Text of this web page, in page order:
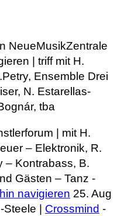
NeueMusikZentrale
| triff mit H.
Ensemble Drei
N. Estarellas-
tba
| mit H.
– Elektronik, R.
– Kontrabass, B.
Gästen – Tanz -
hin navigieren 25. Aug
| Crossmind -